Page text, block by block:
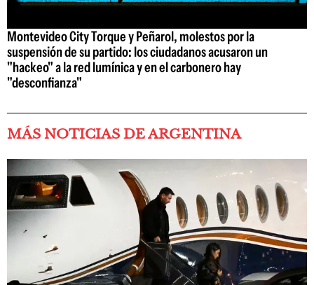
Montevideo City Torque y Peñarol, molestos por la
suspensión de su partido: los ciudadanos acusaron un
"hackeo" a la red lumínica y en el carbonero hay
"desconfianza"
MÁS NOTICIAS DE ARGENTINA